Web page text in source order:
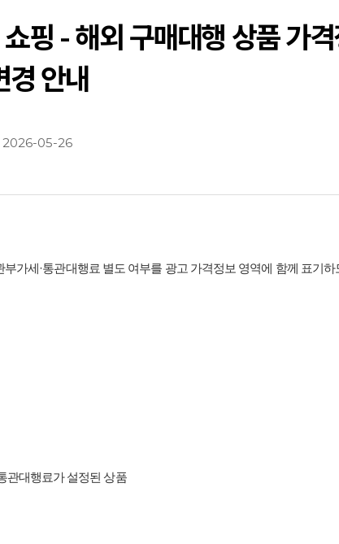
- 해외 구매대행 상품 가격
경 안내
2026-05-26
부가세 ·통관대행료 별도 여부를 광고 가격정보 영역에 함께 표기
관대행료가 설정된 상품